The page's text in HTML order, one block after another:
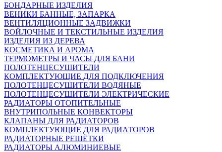
БОНДАРНЫЕ ИЗДЕЛИЯ
ВЕНИКИ БАННЫЕ, ЗАПАРКА
ВЕНТИЛЯЦИОННЫЕ ЗАДВИЖКИ
ВОЙЛОЧНЫЕ И ТЕКСТИЛЬНЫЕ ИЗДЕЛИЯ
ИЗДЕЛИЯ ИЗ ДЕРЕВА
КОСМЕТИКА И АРОМА
ТЕРМОМЕТРЫ И ЧАСЫ ДЛЯ БАНИ
ПОЛОТЕНЦЕСУШИТЕЛИ
КОМПЛЕКТУЮЩИЕ ДЛЯ ПОДКЛЮЧЕНИЯ
ПОЛОТЕНЦЕСУШИТЕЛИ ВОДЯНЫЕ
ПОЛОТЕНЦЕСУШИТЕЛИ ЭЛЕКТРИЧЕСКИЕ
РАДИАТОРЫ ОТОПИТЕЛЬНЫЕ
ВНУТРИПОЛЬНЫЕ КОНВЕКТОРЫ
КЛАПАНЫ ДЛЯ РАДИАТОРОВ
КОМПЛЕКТУЮЩИЕ ДЛЯ РАДИАТОРОВ
РАДИАТОРНЫЕ РЕШЁТКИ
РАДИАТОРЫ АЛЮМИНИЕВЫЕ